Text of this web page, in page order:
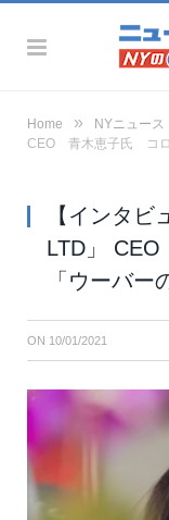
Home » NYニュース
CEO 青木恵子氏 コロ
【インタビ
LTD」
「ウーバー
ON 10/01/2021